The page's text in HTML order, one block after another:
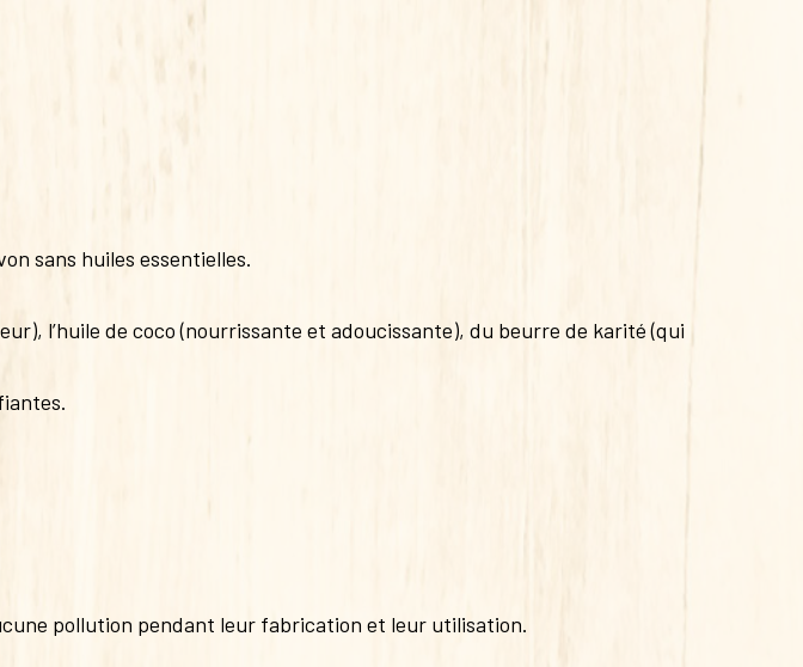
sans huiles essentielles.
l’huile de coco (nourrissante et adoucissante), du beurre de karité (qui
pollution pendant leur fabrication et leur utilisation.